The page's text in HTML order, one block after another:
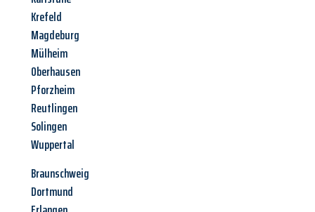
Krefeld
Magdeburg
Mülheim
Oberhausen
Pforzheim
Reutlingen
Solingen
Wuppertal
Braunschweig
Dortmund